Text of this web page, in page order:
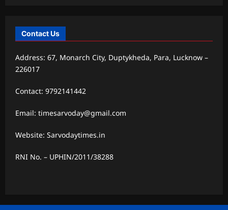
Contact Us
Address: 67, Monarch City, Duptykheda, Para, Lucknow –
226017
Contact: 9792141442
Email: timesarvoday@gmail.com
Website: Sarvodaytimes.in
RNI No. – UPHIN/2011/38288